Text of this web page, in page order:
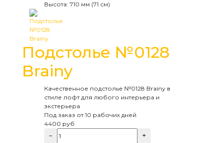
Высота: 710 мм (71 см)
Подстолье №0128
Brainy
Качественное подстолье №0128 Brainy в
стиле лофт для любого интерьера и
экстерьера
Под заказ от 10 рабочих дней
4400 руб
− +